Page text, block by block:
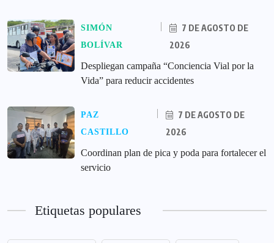
SIMÓN
BOLÍVAR
7 DE AGOSTO DE
2026
‎Despliegan campaña “Conciencia Vial por la
Vida” para reducir accidentes
PAZ
CASTILLO
7 DE AGOSTO DE
2026
Coordinan plan de pica y poda para fortalecer el
servicio
Etiquetas populares